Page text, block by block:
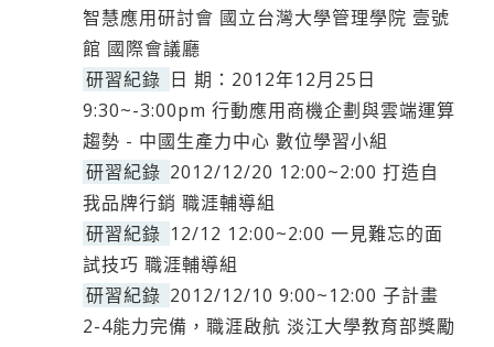
智慧應用研討會 國立台灣大學管理學院 壹號
館 國際會議廳
研習紀錄 日 期：2012年12月25日
9:30~-3:00pm 行動應用商機企劃與雲端運算
趨勢 - 中國生產力中心 數位學習小組
研習紀錄 2012/12/20 12:00~2:00 打造自
我品牌行銷 職涯輔導組
研習紀錄 12/12 12:00~2:00 一見難忘的面
試技巧 職涯輔導組
研習紀錄 2012/12/10 9:00~12:00 子計畫
2-4能力完備，職涯啟航 淡江大學教育部獎勵